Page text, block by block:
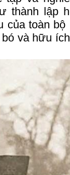
thành lập
của toàn
và hữu